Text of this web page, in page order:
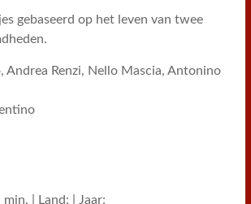
gebaseerd op het leven van twee
Andrea Renzi, Nello Mascia, Antonino
min. | Land: | Jaar: